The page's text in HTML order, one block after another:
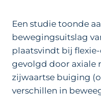
Een studie toonde
bewegingsuitslag
plaatsvindt bij flexie-
gevolgd door axiale
zijwaartse buiging
verschillen in